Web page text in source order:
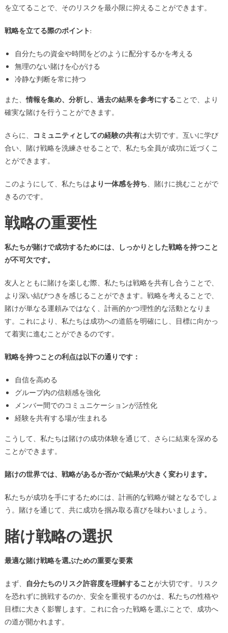
を立てることで、そのリスクを最小限に抑えることができます。
戦略を立てる際のポイント:
自分たちの資金や時間をどのように配分するかを考える
無理のない賭けを心がける
冷静な判断を常に持つ
また、情報を集め、分析し、過去の結果を参考にすることで、より
確実な賭けを行うことができます。
さらに、 コミュニティとしての経験の共有は大切です。互いに学び
合い、賭け戦略を洗練させることで、私たち全員が成功に近づくこ
とができます。
このようにして、私たちはより一体感を持ち、賭けに挑むことがで
きるのです。
戦略の重要性
私たちが賭けで成功するためには、しっかりとした戦略を持つこと
が不可欠です。
友人とともに賭けを楽しむ際、私たちは戦略を共有し合うことで、
より深い結びつきを感じることができます。戦略を考えることで、
賭けが単なる運頼みではなく、計画的かつ理性的な活動となりま
す。これにより、私たちは成功への道筋を明確にし、目標に向かっ
て着実に進むことができるのです。
戦略を持つことの利点は以下の通りです：
自信を高める
グループ内の信頼感を強化
メンバー間でのコミュニケーションが活性化
経験を共有する場が生まれる
こうして、私たちは賭けの成功体験を通じて、さらに結束を深める
ことができます。
賭けの世界では、戦略があるか否かで結果が大きく変わります。
私たちが成功を手にするためには、計画的な戦略が鍵となるでしょ
う。賭けを通じて、共に成功を掴み取る喜びを味わいましょう。
賭け戦略の選択
最適な賭け戦略を選ぶための重要な要素
まず、 自分たちのリスク許容度を理解することが大切です。リスク
を恐れずに挑戦するのか、安全を重視するのかは、私たちの性格や
目標に大きく影響します。これに合った戦略を選ぶことで、成功へ
の道が開かれます。